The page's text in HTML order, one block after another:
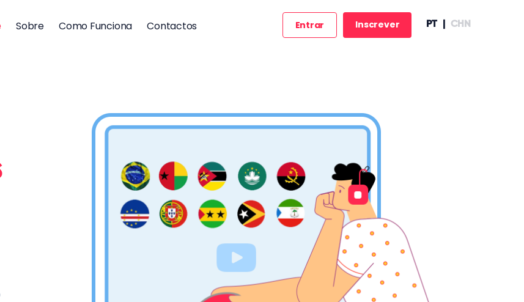
Sobre Como Funciona Contactos Entrar Inscrever PT CHN